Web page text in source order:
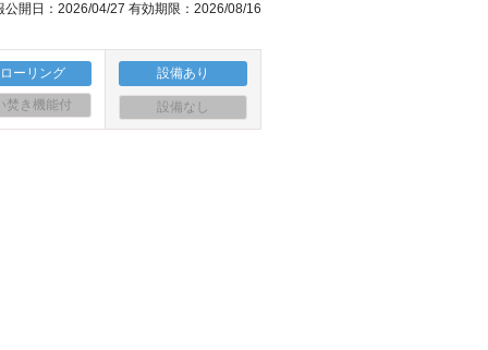
公開日：2026/04/27 有効期限：2026/08/16
ーリング
焚き機能付
設備あり
設備なし